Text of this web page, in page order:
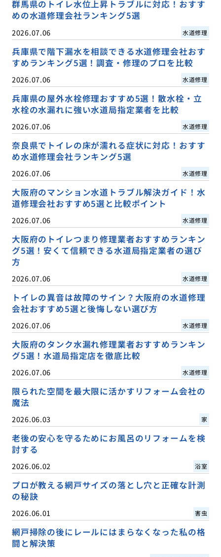
群馬県のトイレ水位上昇トラブルに対応！おすす
めの水道修理会社ランキング5選
2026.07.06 水道修理
兵庫県で階下漏水を相談できる水道修理会社おす
すめランキング5選！調査・修理のプロを比較
2026.07.06 水道修理
兵庫県の屋外水栓修理おすすめ5選！散水栓・立
水栓の水漏れに強い水道局指定業者を比較
2026.07.06 水道修理
奈良県でトイレの床が濡れる症状に対応！おすす
め水道修理会社ランキング5選
2026.07.06 水道修理
大阪府のマンション水道トラブル解決ガイド！水
道修理会社おすすめ5選と比較ポイント
2026.07.06 水道修理
大阪府のトイレつまり修理業者おすすめランキン
グ5選！安くて信頼できる水道局指定業者の選び
方
2026.07.06 水道修理
トイレの異音は故障のサイン？大阪府の水道修理
会社おすすめ5選と後悔しない選び方
2026.07.06 水道修理
大阪府のタンク水漏れ修理業者おすすめランキン
グ5選！水道局指定店を徹底比較
2026.07.06 水道修理
限られた空間を最大限に活かすリフォーム会社の
魔法
2026.06.03 家
老後の安心を守るためにお風呂のリフォームを検
討する
2026.06.02 浴室
プロが教える網戸サイズの落とし穴と正確な計測
の秘訣
2026.06.01 害虫
網戸掃除の後にレールにはまらなくなった私の格
闘と解決策